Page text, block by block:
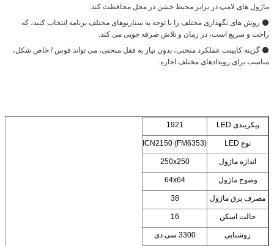
ماژول های لامپ در برابر محیط خشن در محل محافظت کند.
⚫ روش های نگهداری مختلف را با توجه به سناریوهای مختلف برنامه انتخاب کنید، که
راحت و سریع است، در زمان و تلاش صرفه جویی می کند.
⚫ گزینه کابینت عملکرد منحنی، بدون نیاز به قفل منحنی، می تواند قوس / خاص شکل،
مناسب برای رویدادهای مختلف اجاره.
پیکربندی LED 1921
نوع LED ICN2150 (FM6353)
اندازه ماژول 250x250
وضوح ماژول 64x64
مصرف برق ماژول 38
حالت اسکن 16
روشنایی 3300 سی دی